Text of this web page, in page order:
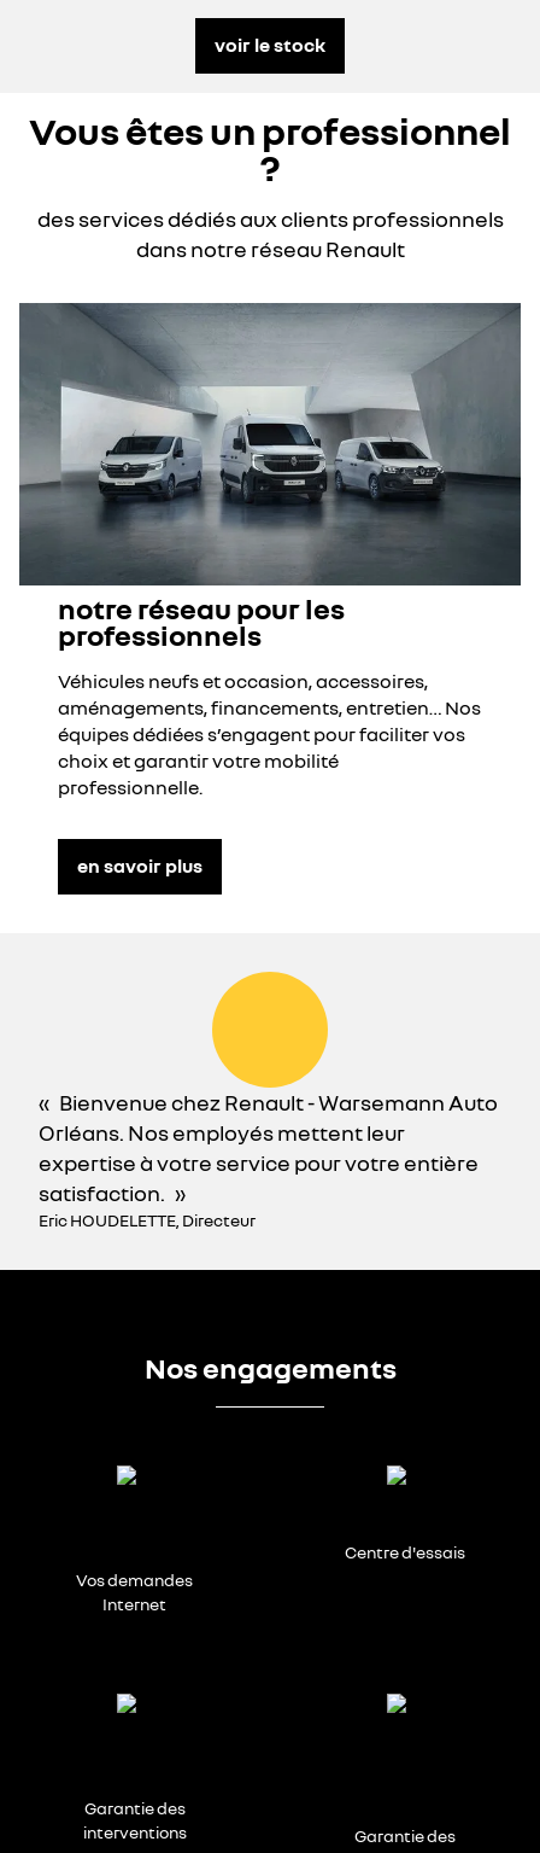
voir le stock
Vous êtes un professionnel
?
des services dédiés aux clients professionnels
dans notre réseau Renault
notre réseau pour les
professionnels
Véhicules neufs et occasion, accessoires,
aménagements, financements, entretien… Nos
équipes dédiées s’engagent pour faciliter vos
choix et garantir votre mobilité
professionnelle.
en savoir plus
Bienvenue chez Renault - Warsemann Auto
Orléans. Nos employés mettent leur
expertise à votre service pour votre entière
satisfaction.
Eric HOUDELETTE, Directeur
Nos engagements
Vos demandes
Internet
Centre d'essais
Garantie des
interventions
Garantie des